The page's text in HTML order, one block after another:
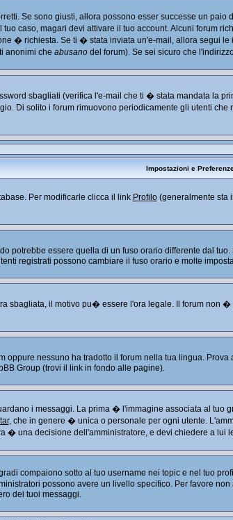
Se sono giusti, allora possono esser successe un
caso, magari devi attivare il tuo account. Alcuni forum
� richiesta. Se ti � stata inviata un'e-mail, allora segui
anonimi che abusanodel forum). Se sei sicuro che
sbagliati (verifica l'e-mail che ti � stata mandata la
Di solito i forum rimuovono periodicamente gli utenti
Impostazioni e
Per modificarle clicca il link Profilo(generalmente sta
potrebbe essere quella di un fuso orario differente dal
registrati possono cambiare il fuso orario e molte
sbagliata, il motivo pu� essere l'ora legale. Il forum non
oppure nessuno ha tradotto il forum nella tua lingua.
Group (trovi il link in fondo alle pagine).
i messaggi. La prima � l'immagine associata al
, che in genere � unica o personale per ogni utente.
� una decisione dell'amministratore, e devi chiedere a lui
compaiono sotto al tuo username nei topic e nel tuo
possono avere un livello specifico. Per favore
dei tuoi messaggi.